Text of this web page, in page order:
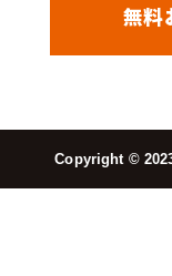
無料
Copyright ©︎